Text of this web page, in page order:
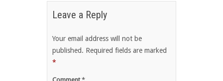
Leave a Reply
Your email address will not be
published. Required fields are marked
*